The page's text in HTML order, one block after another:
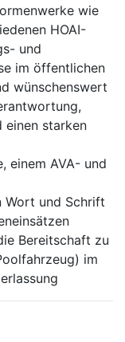
wie
HOAI-
und
im öffentlichen
wünschenswert
einen starken
einem AVA- und
Wort und Schrift
Bereitschaft zu
im